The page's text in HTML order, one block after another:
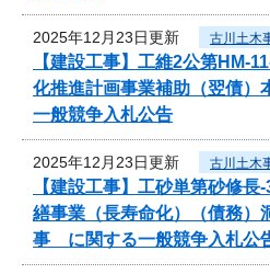
2025年12月23日更新 古川土木
【建設工事】工維2公第
化推進計画事業補助（翌債
一般競争入札公告
2025年12月23日更新 古川土木
【建設工事】工砂単第砂修
繕事業（長寿命化）（債務）
事 に関する一般競争入札公